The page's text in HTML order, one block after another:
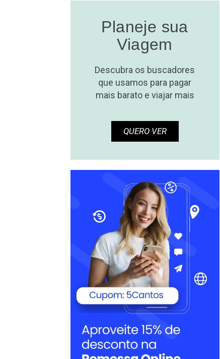
Planeje sua
Viagem
Descubra os buscadores
que usamos para pagar
mais barato e viajar mais
QUERO VER